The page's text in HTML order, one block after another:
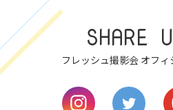
8
sat
sun
SHARE
フレッシュ撮影会 オフ